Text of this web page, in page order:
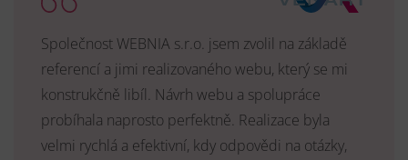
Společnost WEBNIA s.r.o. jsem zvolil na základě
referencí a jimi realizovaného webu, který se mi
konstrukčně libíl. Návrh webu a spolupráce
probíhala naprosto perfektně. Realizace byla
velmi rychlá a efektivní, kdy odpovědi na otázky,